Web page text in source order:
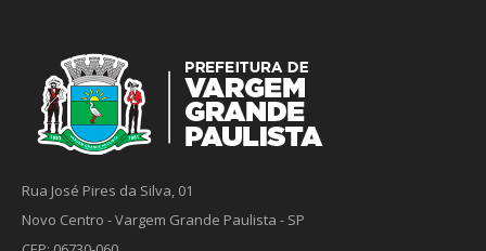
Rua José Pires da Silva, 01
Novo Centro - Vargem Grande Paulista - SP